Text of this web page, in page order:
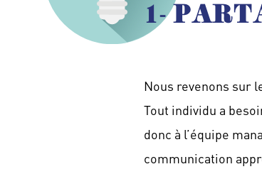
1-
Nous revenons sur
Tout individu a
donc à l’équipe
communication